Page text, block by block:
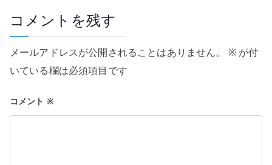
ゲ
ー
シ
ン
コメントを残す
メールアドレスが公開されることはありません。 ※が付
いている欄は必須項目です
コメント ※